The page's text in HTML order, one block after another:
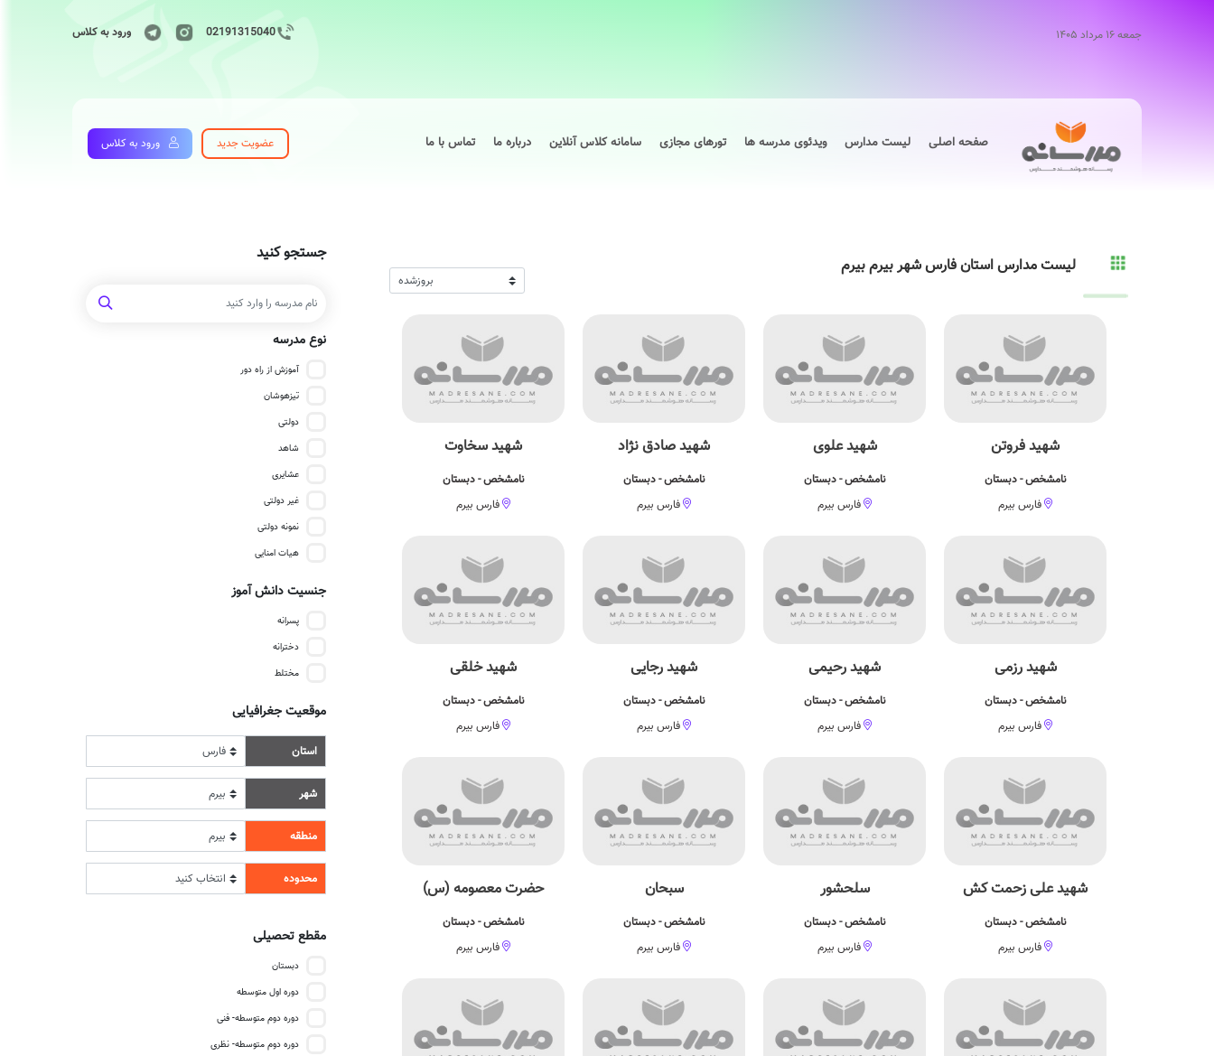
جمعه ۱۶ مرداد ۱۴۰۵ 02191315040 ورود به کلاس
صفحه اصلی لیست مدارس ویدئوی مدرسه ها تورهای مجازی سامانه کلاس آنلاین درباره ما تماس با ما عضویت جدید ورود به کلاس
جستجو کنید
نوع مدرسه
آموزش از راه دور
تیزهوشان
دولتی
شاهد
عشایری
غیر دولتی
نمونه دولتی
هیات امنایی
جنسیت دانش آموز
پسرانه
دخترانه
مختلط
موقعیت جغرافیایی
استان
شهر
منطقه
محدوده
مقطع تحصیلی
دبستان
دوره اول متوسطه
دوره دوم متوسطه- فنی
دوره دوم متوسطه- نظری
لیست مدارس استان فارس شهر بیرم بیرم
شهید فروتن
نامشخص - دبستان
فارس بیرم
شهید علوی
نامشخص - دبستان
فارس بیرم
شهید صادق نژاد
نامشخص - دبستان
فارس بیرم
شهید سخاوت
نامشخص - دبستان
فارس بیرم
شهید رزمی
نامشخص - دبستان
فارس بیرم
شهید رحیمی
نامشخص - دبستان
فارس بیرم
شهید رجایی
نامشخص - دبستان
فارس بیرم
شهید خلقی
نامشخص - دبستان
فارس بیرم
شهید علی زحمت کش
نامشخص - دبستان
فارس بیرم
سلحشور
نامشخص - دبستان
فارس بیرم
سبحان
نامشخص - دبستان
فارس بیرم
حضرت معصومه (س)
نامشخص - دبستان
فارس بیرم